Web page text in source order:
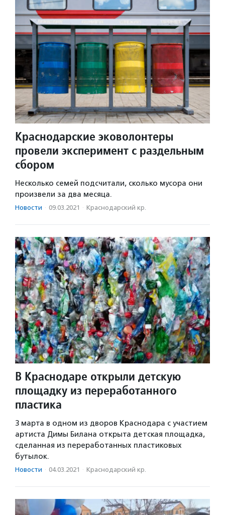
Краснодарские эковолонтеры
провели эксперимент с раздельным
сбором
Несколько семей подсчитали, сколько мусора они
произвели за два месяца.
Новости · 09.03.2021 · Краснодарский кр.
В Краснодаре открыли детскую
площадку из переработанного
пластика
3 марта в одном из дворов Краснодара с участием
артиста Димы Билана открыта детская площадка,
сделанная из переработанных пластиковых
бутылок.
Новости · 04.03.2021 · Краснодарский кр.